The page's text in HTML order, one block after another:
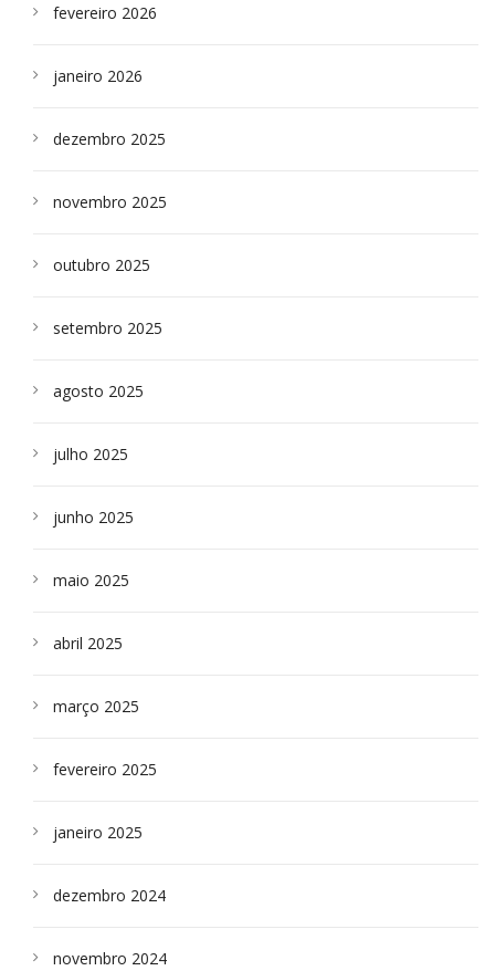
fevereiro 2026
janeiro 2026
dezembro 2025
novembro 2025
outubro 2025
setembro 2025
agosto 2025
julho 2025
junho 2025
maio 2025
abril 2025
março 2025
fevereiro 2025
janeiro 2025
dezembro 2024
novembro 2024